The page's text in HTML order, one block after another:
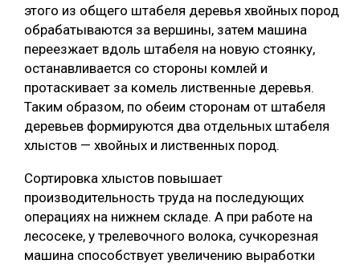
этого из общего штабеля деревья хвойных пород
обрабатываются за вершины, затем машина
переезжает вдоль штабеля на новую стоянку,
останавливается со стороны комлей и
протаскивает за комель лиственные деревья.
Таким образом, по обеим сторонам от штабеля
деревьев формируются два отдельных штабеля
хлыстов — хвойных и лиственных пород.
Сортировка хлыстов повышает
производительность труда на последующих
операциях на нижнем складе. А при работе на
лесосеке, у трелевочного волока, сучкорезная
машина способствует увеличению выработки